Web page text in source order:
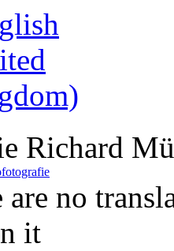
Richard
no
it